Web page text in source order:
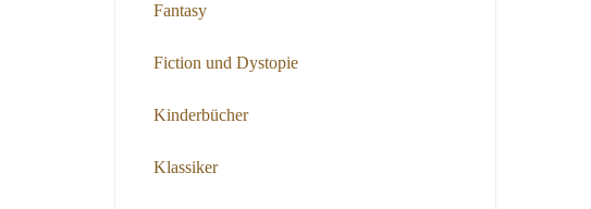
Fantasy
Fiction und Dystopie
Kinderbücher
Klassiker